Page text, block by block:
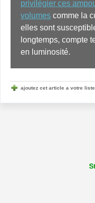
privilégier ces
volumes comme la
elles sont
longtemps, compte
en luminosité.
ajoutez cet article a votre